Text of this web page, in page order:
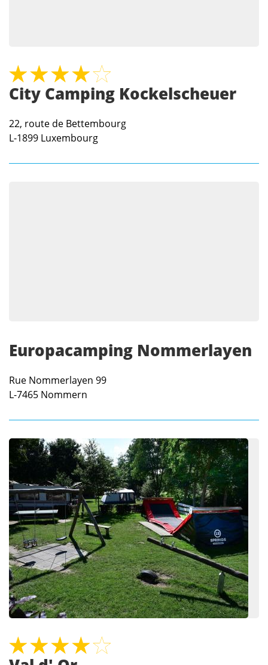
City Camping Kockelscheuer
22, route de Bettembourg
L-1899 Luxembourg
Europacamping Nommerlayen
Rue Nommerlayen 99
L-7465 Nommern